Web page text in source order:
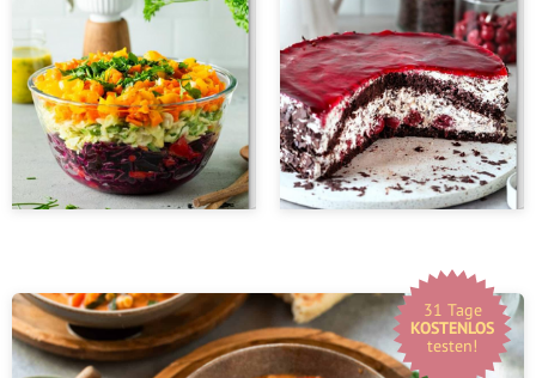
31 Tage
KOSTENLOS
testen!